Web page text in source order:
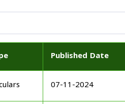
Published Date
07-11-2024